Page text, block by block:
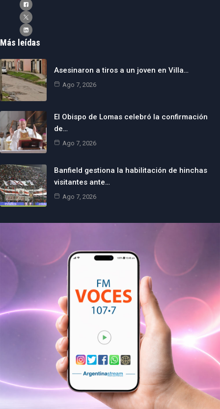
Más leídas
Asesinaron a tiros a un joven en Villa…
Ago 7, 2026
El Obispo de Lomas celebró la confirmación
de…
Ago 7, 2026
Banfield gestiona la habilitación de hinchas
visitantes ante…
Ago 7, 2026